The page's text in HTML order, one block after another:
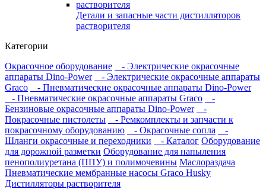
Детали и запасные части дистилляторов
растворителя
Категории
Окрасочное оборудование
- Электрические окрасочные
аппараты Dino-Power
- Электрические окрасочные аппараты
Graco
- Пневматические окрасочные аппараты Dino-Power
- Пневматические окрасочные аппараты Graco
-
Бензиновые окрасочные аппараты Dino-Power
-
Покрасочные пистолеты
- Ремкомплекты и запчасти к
покрасочному оборудованию
- Окрасочные сопла
-
Шланги окрасочные и переходники
- Каталог Оборудование
для дорожной разметки Оборудование для напыления
пенополиуретана (ППУ) и полимочевины Маслораздача
Пневматические мембранные насосы Graco Husky
Дистилляторы растворителя